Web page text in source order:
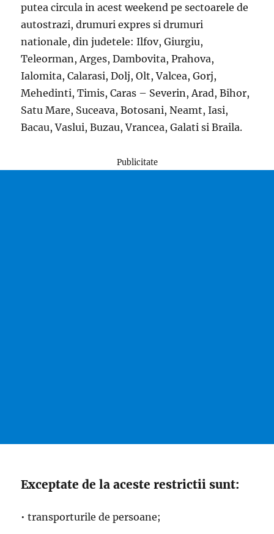
putea circula in acest weekend pe sectoarele de
autostrazi, drumuri expres si drumuri
nationale, din judetele: Ilfov, Giurgiu,
Teleorman, Arges, Dambovita, Prahova,
Ialomita, Calarasi, Dolj, Olt, Valcea, Gorj,
Mehedinti, Timis, Caras – Severin, Arad, Bihor,
Satu Mare, Suceava, Botosani, Neamt, Iasi,
Bacau, Vaslui, Buzau, Vrancea, Galati si Braila.
Publicitate
Exceptate de la aceste restrictii sunt:
• transporturile de persoane;